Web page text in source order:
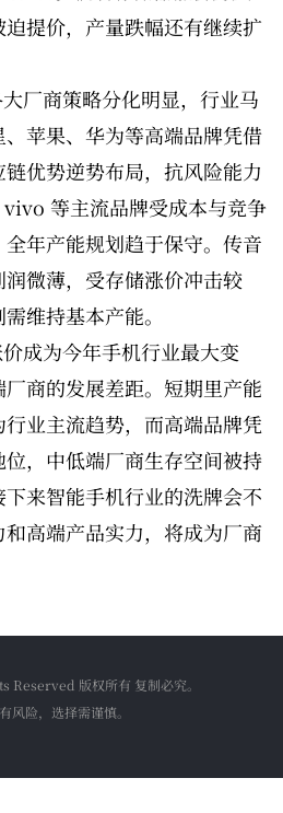
提价，产量跌幅还有继续扩
厂商策略分化明显，行业马
苹果、华为等高端品牌凭借
优势逆势布局，抗风险能力
等主流品牌受成本与竞争
年产能规划趋于保守。传音
微薄，受存储涨价冲击较
维持基本产能。
成为今年手机行业最大变
商的发展差距。短期里产能
业主流趋势，而高端品牌凭
，中低端厂商生存空间被持
来智能手机行业的洗牌会不
高端产品实力，将成为厂商
版权所有 复制必究。
风险，选择需谨慎。